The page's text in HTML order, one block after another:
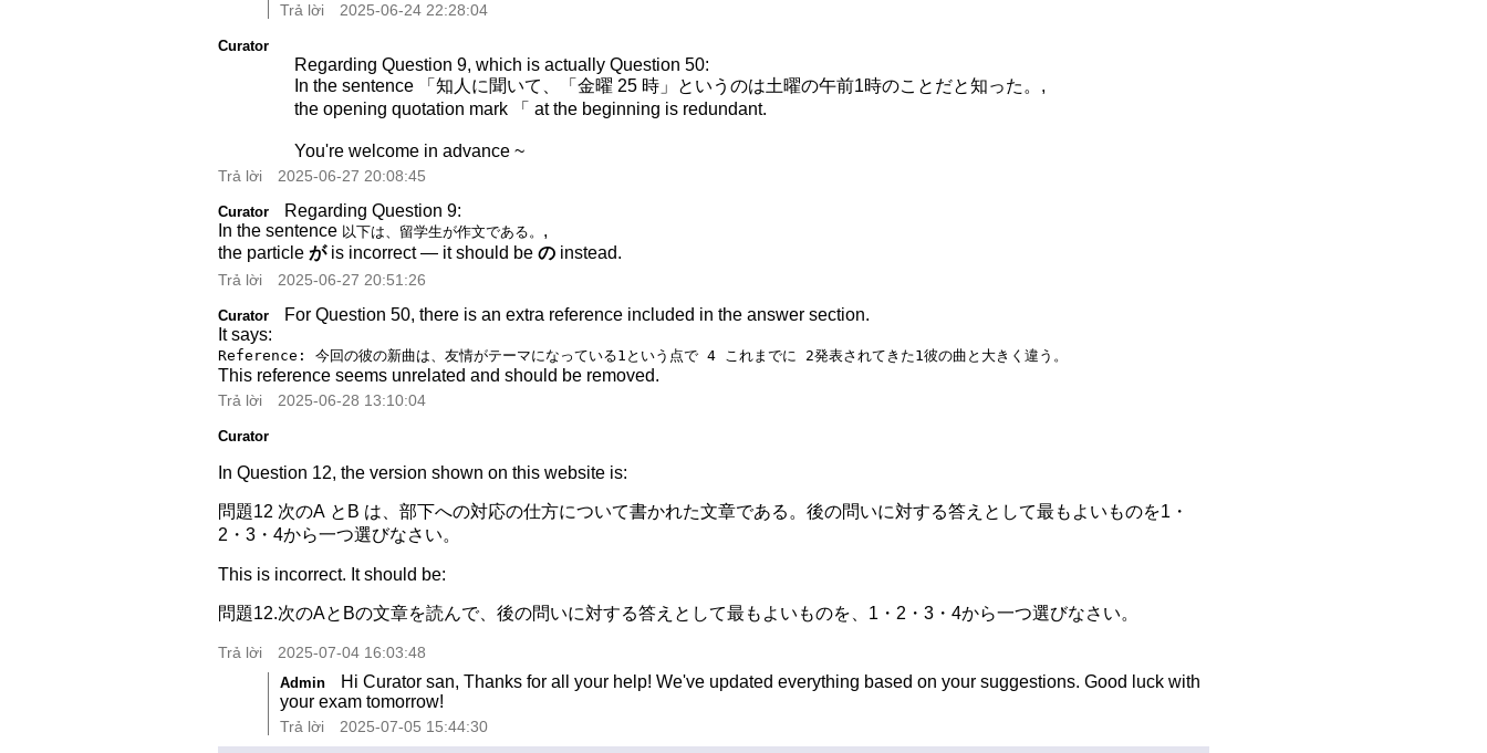
Trả lời 2025-06-24 22:28:04
Curator
Regarding Question 9, which is actually Question 50:
In the sentence 「知人に聞いて、「金曜 25 時」というのは土曜の午前1時のことだと知った。,
the opening quotation mark 「 at the beginning is redundant.
You're welcome in advance ~
Trả lời 2025-06-27 20:08:45
Curator
Regarding Question 9:
In the sentence 以下は、留学生が作文である。 ,
the particle がis incorrect — it should be のinstead.
Trả lời 2025-06-27 20:51:26
Curator
For Question 50, there is an extra reference included in the answer section.
It says:
Reference: 今回の彼の新曲は、友情がテーマになっている1という点で 4 これまでに 2発表されてきた1彼の曲と大きく違う。
This reference seems unrelated and should be removed.
Trả lời 2025-06-28 13:10:04
Curator
In Question 12, the version shown on this website is:
問題12 次のA とB は、部下への対応の仕方について書かれた文章である。後の問いに対する答えとして最もよいものを1・
2・3・4から一つ選びなさい。
This is incorrect. It should be:
問題12.次のAとBの文章を読んで、後の問いに対する答えとして最もよいものを、1・2・3・4から一つ選びなさい。
Trả lời 2025-07-04 16:03:48
Admin
Hi Curator san, Thanks for all your help! We've updated everything based on your suggestions. Good luck with
your exam tomorrow!
Trả lời 2025-07-05 15:44:30